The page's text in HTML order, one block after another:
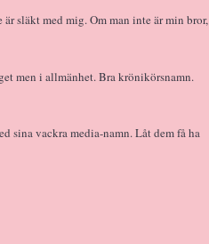
släkt med mig. Om man inte är min bror,
men i allmänhet. Bra krönikörsnamn.
sina vackra media-namn. Låt dem få ha